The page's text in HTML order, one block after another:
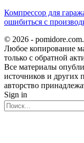
Компрессор для
ошибиться с
© 2026 -
Любое копирование
только с обратной
Все материалы
источников и других
авторство
Sign in